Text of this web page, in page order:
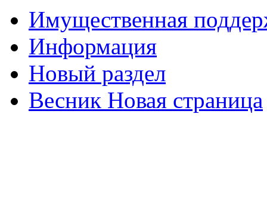
Имущественная
Информация
Новый раздел
Весник Новая страница